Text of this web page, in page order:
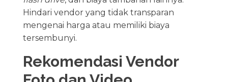
Hindari vendor yang tidak transparan
mengenai harga atau memiliki biaya
tersembunyi.
Rekomendasi Vendor